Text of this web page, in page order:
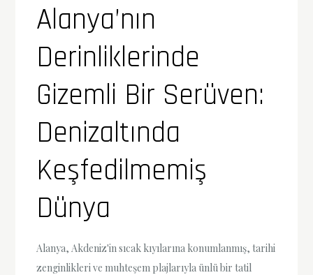
Alanya’nın
Derinliklerinde
Gizemli Bir Serüven:
Denizaltında
Keşfedilmemiş
Dünya
Alanya, Akdeniz'in sıcak kıyılarına konumlanmış, tarihi
zenginlikleri ve muhteşem plajlarıyla ünlü bir tatil